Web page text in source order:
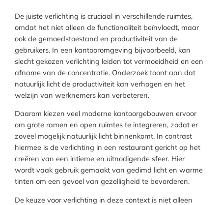
De juiste verlichting is cruciaal in verschillende ruimtes,
omdat het niet alleen de functionaliteit beïnvloedt, maar
ook de gemoedstoestand en productiviteit van de
gebruikers. In een kantooromgeving bijvoorbeeld, kan
slecht gekozen verlichting leiden tot vermoeidheid en een
afname van de concentratie. Onderzoek toont aan dat
natuurlijk licht de productiviteit kan verhogen en het
welzijn van werknemers kan verbeteren.
Daarom kiezen veel moderne kantoorgebouwen ervoor
om grote ramen en open ruimtes te integreren, zodat er
zoveel mogelijk natuurlijk licht binnenkomt. In contrast
hiermee is de verlichting in een restaurant gericht op het
creëren van een intieme en uitnodigende sfeer. Hier
wordt vaak gebruik gemaakt van gedimd licht en warme
tinten om een gevoel van gezelligheid te bevorderen.
De keuze voor verlichting in deze context is niet alleen